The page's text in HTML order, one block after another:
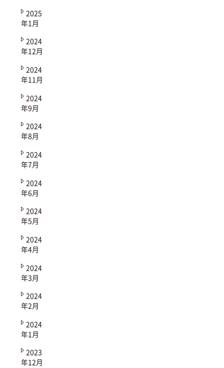
2025
年1月
2024
年12月
2024
年11月
2024
年9月
2024
年8月
2024
年7月
2024
年6月
2024
年5月
2024
年4月
2024
年3月
2024
年2月
2024
年1月
2023
年12月